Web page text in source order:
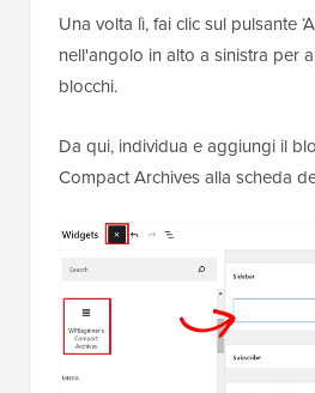
Una volta lì, fai clic sul pulsante
nell'angolo in alto a sinistra per
blocchi.
Da qui, individua e aggiungi il
Compact Archives alla scheda